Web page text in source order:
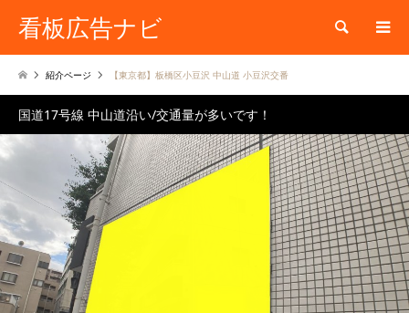
看板広告ナビ 検索
紹介ページ 【東京都】板橋区小豆沢 中山道 小豆沢交番
国道17号線 中山道沿い/交通量が多いです！